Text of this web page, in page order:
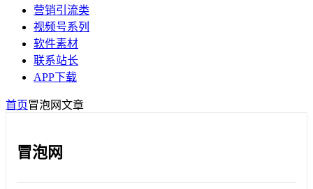
营销引流类
视频号系列
软件素材
联系站长
APP下载
首页冒泡网文章
冒泡网